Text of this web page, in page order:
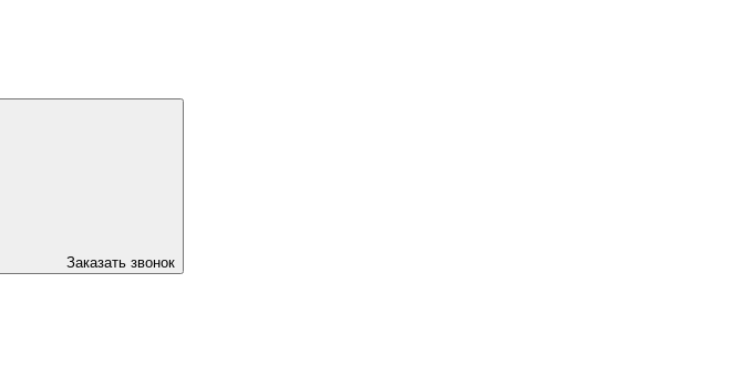
Заказать звонок